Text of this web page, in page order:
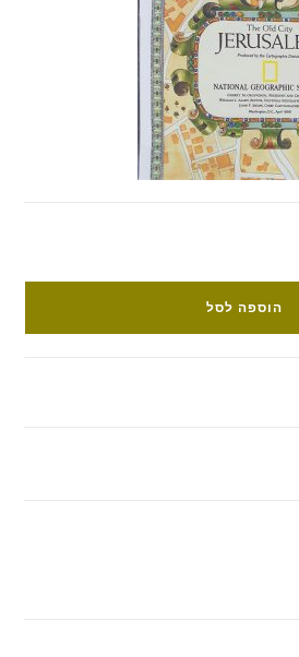
הוספה לסל